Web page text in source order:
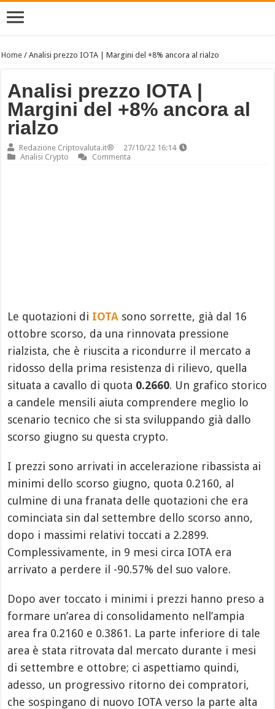
Home /Analisi prezzo IOTA | Margini del +8% ancora al rialzo
Analisi prezzo IOTA |
Margini del +8% ancora al
rialzo
Redazione Criptovaluta.it®
27/10/22 16:14
Analisi Crypto
Commenta
Le quotazioni di IOTA sono sorrette, già dal 16
ottobre scorso, da una rinnovata pressione
rialzista, che è riuscita a ricondurre il mercato a
ridosso della prima resistenza di rilievo, quella
situata a cavallo di quota 0.2660. Un grafico storico
a candele mensili aiuta comprendere meglio lo
scenario tecnico che si sta sviluppando già dallo
scorso giugno su questa crypto.
I prezzi sono arrivati in accelerazione ribassista ai
minimi dello scorso giugno, quota 0.2160, al
culmine di una franata delle quotazioni che era
cominciata sin dal settembre dello scorso anno,
dopo i massimi relativi toccati a 2.2899.
Complessivamente, in 9 mesi circa IOTA era
arrivato a perdere il -90.57% del suo valore.
Dopo aver toccato i minimi i prezzi hanno preso a
formare un’area di consolidamento nell’ampia
area fra 0.2160 e 0.3861. La parte inferiore di tale
area è stata ritrovata dal mercato durante i mesi
di settembre e ottobre; ci aspettiamo quindi,
adesso, un progressivo ritorno dei compratori,
che sospingano di nuovo IOTA verso la parte alta